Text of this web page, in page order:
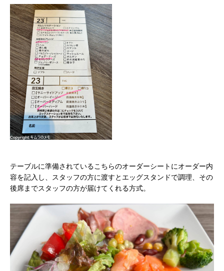
テーブルに準備されているこちらのオーダーシートにオーダー内
容を記入し、スタッフの方に渡すとエッグスタンドで調理、その
後席までスタッフの方が届けてくれる方式。